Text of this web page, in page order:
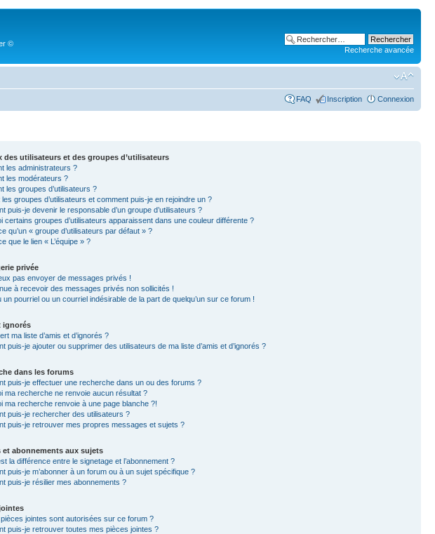
©
Recherche avancée
FAQ Inscription Connexion
des utilisateurs et des groupes d’utilisateurs
les administrateurs ?
les modérateurs ?
les groupes d’utilisateurs ?
groupes d’utilisateurs et comment puis-je en rejoindre un ?
puis-je devenir le responsable d’un groupe d’utilisateurs ?
certains groupes d’utilisateurs apparaissent dans une couleur différente ?
qu’un « groupe d’utilisateurs par défaut » ?
que le lien « L’équipe » ?
privée
pas envoyer de messages privés !
à recevoir des messages privés non sollicités !
un pourriel ou un courriel indésirable de la part de quelqu’un sur ce forum !
ignorés
ma liste d’amis et d’ignorés ?
puis-je ajouter ou supprimer des utilisateurs de ma liste d’amis et d’ignorés ?
dans les forums
puis-je effectuer une recherche dans un ou des forums ?
ma recherche ne renvoie aucun résultat ?
ma recherche renvoie à une page blanche ?!
puis-je rechercher des utilisateurs ?
puis-je retrouver mes propres messages et sujets ?
et abonnements aux sujets
la différence entre le signetage et l’abonnement ?
puis-je m’abonner à un forum ou à un sujet spécifique ?
puis-je résilier mes abonnements ?
jointes sont autorisées sur ce forum ?
puis-je retrouver toutes mes pièces jointes ?